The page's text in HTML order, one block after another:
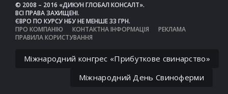
© 2008 – 2016 «ДИКУН ГЛОБАЛ КОНСАЛТ».
ВСІ ПРАВА ЗАХИЩЕНІ.
ЄВРО ПО КУРСУ НБУ НЕ МЕНШЕ 33 ГРН.
ПРО КОМПАНІЮ
КОНТАКТНА ІНФОРМАЦІЯ
РЕКЛАМА
ПРАВИЛА КОРИСТУВАННЯ
Міжнародний конгрес «Прибуткове свинарство»
Міжнародний День Свиноферми